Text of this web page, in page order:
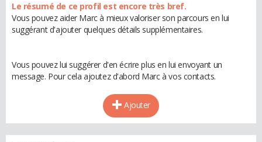
Le résumé de ce profil est encore très bref.
Vous pouvez aider Marc à mieux valoriser son parcours en lui
suggérant d'ajouter quelques détails supplémentaires.
Vous pouvez lui suggérer d'en écrire plus en lui envoyant un
message. Pour cela ajoutez d'abord Marc à vos contacts.
Ajouter